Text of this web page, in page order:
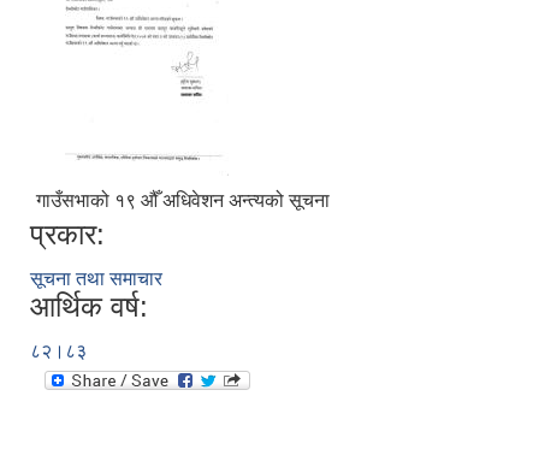
गाउँसभाको १९ ‍औँ अधिवेशन अन्त्यको सूचना
प्रकार:
सूचना तथा समाचार
आर्थिक वर्ष:
८२।८३